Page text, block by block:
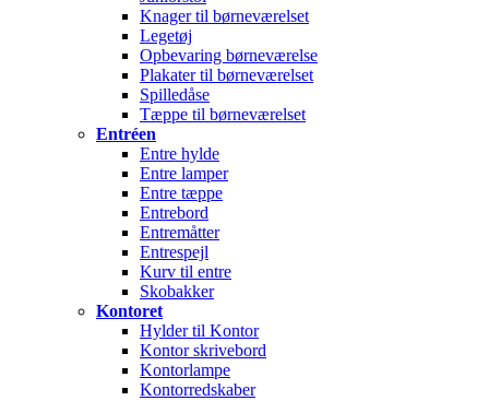
Knager til børneværelset
Legetøj
Opbevaring børneværelse
Plakater til børneværelset
Spilledåse
Tæppe til børneværelset
Entréen
Entre hylde
Entre lamper
Entre tæppe
Entrebord
Entremåtter
Entrespejl
Kurv til entre
Skobakker
Kontoret
Hylder til Kontor
Kontor skrivebord
Kontorlampe
Kontorredskaber